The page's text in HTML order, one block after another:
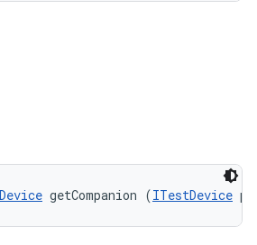
getCompanion (ITestDevice